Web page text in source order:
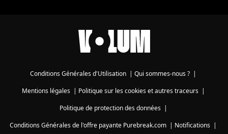
Conditions Générales d'Utilisation | Qui sommes-nous ? |
Mentions légales| Politique sur les cookies et autres traceurs|
Politique de protection des données|
Conditions Générales de l'offre payante Purebreak.com | Notifications |